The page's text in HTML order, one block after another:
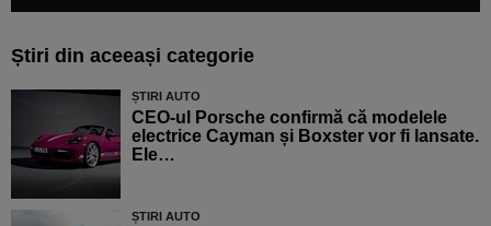
Știri din aceeași categorie
ȘTIRI AUTO
CEO-ul Porsche confirmă că modelele
electrice Cayman și Boxster vor fi lansate.
Ele…
ȘTIRI AUTO